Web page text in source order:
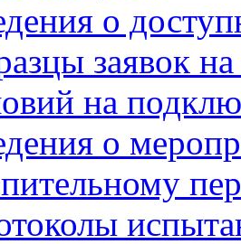
о
заявок
на
о